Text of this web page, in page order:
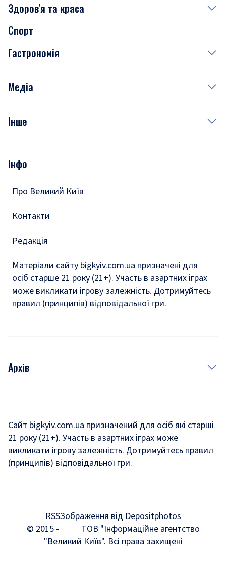
Сьогодні
Завтра
Субота
Здоров'я та краса
Медицина
Краса
Спорт
Гастрономія
Рецепти
Медіа
Фото
Подкасти
Інше
Тести
Інфо
Про Великий Київ
Контакти
Редакція
Матеріали сайту bigkyiv.com.ua призначені для
осіб старше 21 року (21+). Участь в азартних іграх
може викликати ігрову залежність. Дотримуйтесь
правил (принципів) відповідальної гри.
Архів
Комуналка
Хроніки війни
Мегаполіс
Київщина
Сайт bigkyiv.com.ua призначений для осіб які старші
21 року (21+). Участь в азартних іграх може
викликати ігрову залежність. Дотримуйтесь правил
(принципів) відповідальної гри.
RSSЗображення від Depositphotos
© 2015 -
ТОВ "Інформаційне агентство
"Великий Київ". Всі права захищені